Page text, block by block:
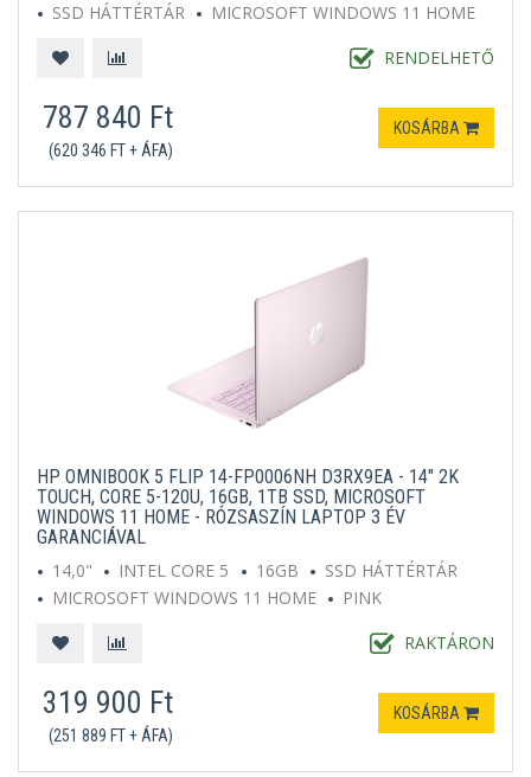
SSD HÁTTÉRTÁR
MICROSOFT WINDOWS 11 HOME
RENDELHETŐ
787 840 Ft
(620 346 FT + ÁFA)
KOSÁRBA
HP OMNIBOOK 5 FLIP 14-FP0006NH D3RX9EA - 14" 2K
TOUCH, CORE 5-120U, 16GB, 1TB SSD, MICROSOFT
WINDOWS 11 HOME - RÓZSASZÍN LAPTOP 3 ÉV
GARANCIÁVAL
14,0"
INTEL CORE 5 16GB
SSD HÁTTÉRTÁR
MICROSOFT WINDOWS 11 HOME
PINK
RAKTÁRON
319 900 Ft
(251 889 FT + ÁFA)
KOSÁRBA